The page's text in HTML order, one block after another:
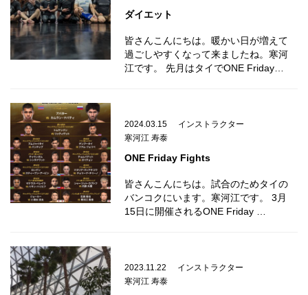
ダイエット
皆さんこんにちは。暖かい日が増えて
過ごしやすくなって来ましたね。寒河
江です。 先月はタイでONE Friday…
2024.03.15
インストラクター
寒河江 寿泰
ONE Friday Fights
皆さんこんにちは。試合のためタイの
バンコクにいます。寒河江です。 3月
15日に開催されるONE Friday …
2023.11.22
インストラクター
寒河江 寿泰